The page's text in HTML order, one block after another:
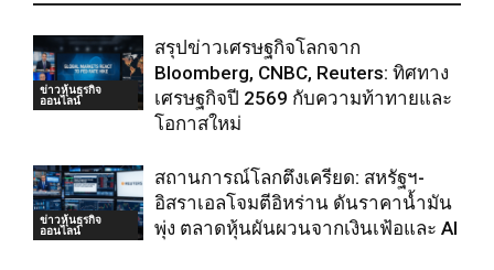
ข่าวหุ้นธุรกิจ
ออนไลน์
สรุปข่าวเศรษฐกิจโลกจาก
Bloomberg, CNBC, Reuters: ทิศทาง
เศรษฐกิจปี 2569 กับความท้าทายและ
โอกาสใหม่
ข่าวหุ้นธุรกิจ
ออนไลน์
สถานการณ์โลกตึงเครียด: สหรัฐฯ-
อิสราเอลโจมตีอิหร่าน ดันราคาน้ำมัน
พุ่ง ตลาดหุ้นผันผวนจากเงินเฟ้อและ AI